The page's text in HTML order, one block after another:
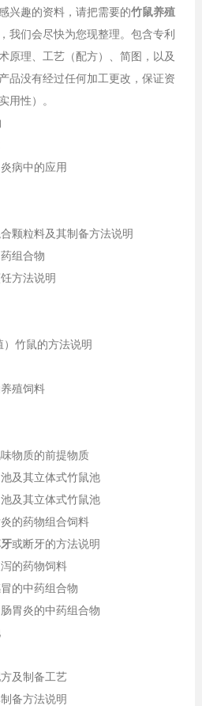
兴趣的资料，请把需要的竹鼠养殖
我们会尽快为您现整理。包含专利
原理、工艺（配方）、简图，以及
品没有经过任何加工更改，保证资
用性）。
病中的应用
颗粒料及其制备方法说明
组合物
方法说明
竹鼠的方法说明
殖饲料
物质的前提物质
及其立体式竹鼠池
及其立体式竹鼠池
的药物组合饲料
或断牙的方法说明
的药物饲料
的中药组合物
胃炎的中药组合物
及制备工艺
备方法说明